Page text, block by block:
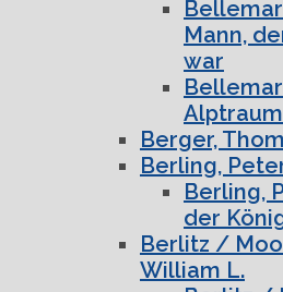
Mann,
war
Berger,
Berling,
Berling,
der
Berlitz /
William L.